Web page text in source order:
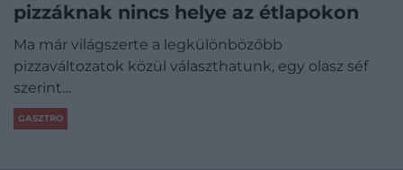
pizzáknak nincs helye az étlapokon
Ma már világszerte a legkülönbözőbb
pizzaváltozatok közül választhatunk, egy olasz séf
szerint…
GASZTRO